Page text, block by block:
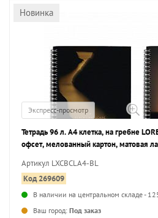
Новинка
Экспресс-просмотр
Тетрадь 96 л. А4 клетка, на гребне
офсет, мелованный картон, матовая
Артикул LXCBCLA4-BL
Код 269609
В наличии на центральном складе -
Ваш город: Под заказ